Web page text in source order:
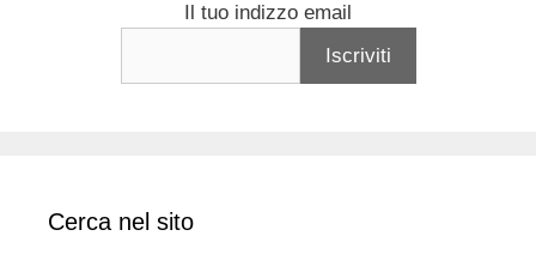
Il tuo indizzo email
Cerca nel sito